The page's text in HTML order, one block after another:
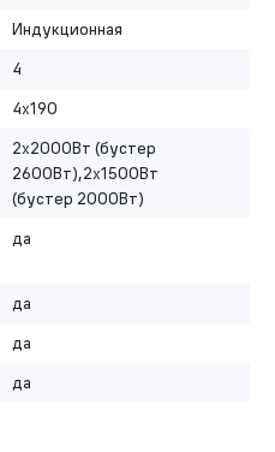
Индукционная
4
4х190
2х2000Вт (бустер
2600Вт),2х1500Вт
(бустер 2000Вт)
да
да
да
да